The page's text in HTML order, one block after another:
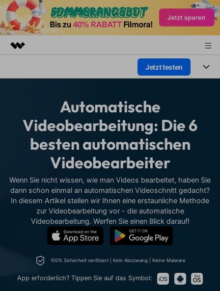
Lösungen
Presseraum
Support
Jetzt testen
Funktionen
Video/Foto
Text
Lösungen
Video-Lösungen
Ressourcen
Video-Prompts
Über 100 heiße Video-
Prompts – schnell ähnliche
Videos erstellen
Meisterkurs
Beherrschen Sie
fortgeschrittene
Videobearbeitungsfähigkeiten
Kickstart Bootcamp DIY-Spezialeffekte
Erfahren Sie, wie Sie einen
Hilfe-Center
Erste Schritte
Kunden-Support
Über Uns
und Kunden
Bewertungen
Nachrichten und
Automatische
Videobearbeitung: Die 6
besten automatischen
Videobearbeiter
Wenn Sie nicht wissen, wie man Videos bearbeitet, haben Sie
dann schon einmal an automatischen Videoschnitt gedacht?
In diesem Artikel stellen wir Ihnen eine erstaunliche Methode
zur Videobearbeitung vor - die automatische
Videobearbeitung. Werfen Sie einen Blick darauf!
100% Sicherheit verifiziert | Kein Abozwang | Keine Malware
App erforderlich? Tippen Sie auf das Symbol: